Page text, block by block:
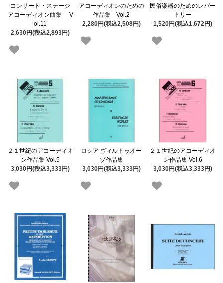
コンサート・ステージ
アコーディオン曲集 V
ol.11
2,630円(税込2,893円)
アコーディオンのための
作品集 Vol.2
2,280円(税込2,508円)
民俗楽器のためのレパー
トリー
1,520円(税込1,672円)
２１世紀のアコーディオ
ン作品集 Vol.5
3,030円(税込3,333円)
ロシア ヴィルトゥオー
ゾ作品集
3,030円(税込3,333円)
２１世紀のアコーディオ
ン作品集 Vol.6
3,030円(税込3,333円)